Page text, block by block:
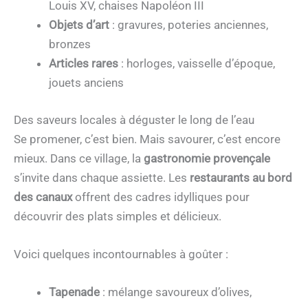
Louis XV, chaises Napoléon III
Objets d’art : gravures, poteries anciennes,
bronzes
Articles rares : horloges, vaisselle d’époque,
jouets anciens
Des saveurs locales à déguster le long de l’eau
Se promener, c’est bien. Mais savourer, c’est encore
mieux. Dans ce village, la gastronomie provençale
s’invite dans chaque assiette. Les restaurants au bord
des canauxoffrent des cadres idylliques pour
découvrir des plats simples et délicieux.
Voici quelques incontournables à goûter :
Tapenade : mélange savoureux d’olives,